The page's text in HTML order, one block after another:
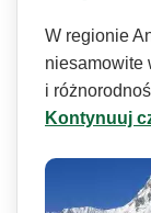
W regionie
niesamowite
i
Kontynuuj